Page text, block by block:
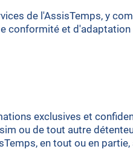
de l'AssisTemps, y
conformité et
exclusives et
ou de tout autre
en tout ou en